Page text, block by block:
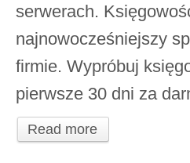
serwerach.
najnowocześniejszy
firmie. Wypróbuj
pierwsze 30 dni za
Read more